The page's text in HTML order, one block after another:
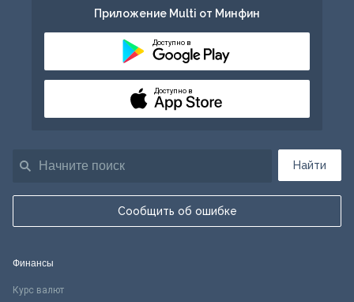
Найти
Сообщить об ошибке
Приложение Multi от Минфин
Доступно в
Доступно в
Финансы
Курс валют